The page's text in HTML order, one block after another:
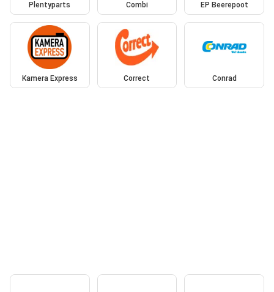
Plentyparts Combi EP Beerepoot
Kamera Express Correct Conrad